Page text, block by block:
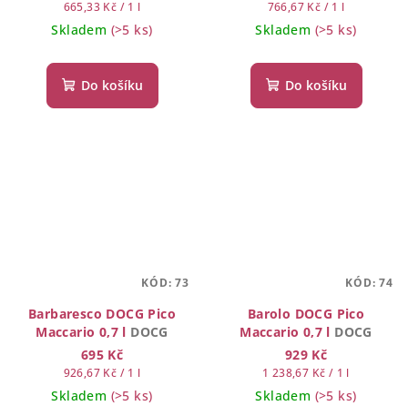
Měrná
cena:
665,33 Kč / 1 l
Skladem (>5 ks)
Do košíku
Měrná
cena:
766,67 Kč / 1 l
Skladem (>5 ks)
Do košíku
Barbaresco DOCG Pico
Maccario 0,7 l DOCG
695 Kč
Měrná
cena:
926,67 Kč / 1 l
Skladem (>5 ks)
KÓD:73
Barolo DOCG Pico
Maccario 0,7 l DOCG
929 Kč
Měrná
cena:
1 238,67 Kč / 1 l
Skladem (>5 ks)
KÓD:74